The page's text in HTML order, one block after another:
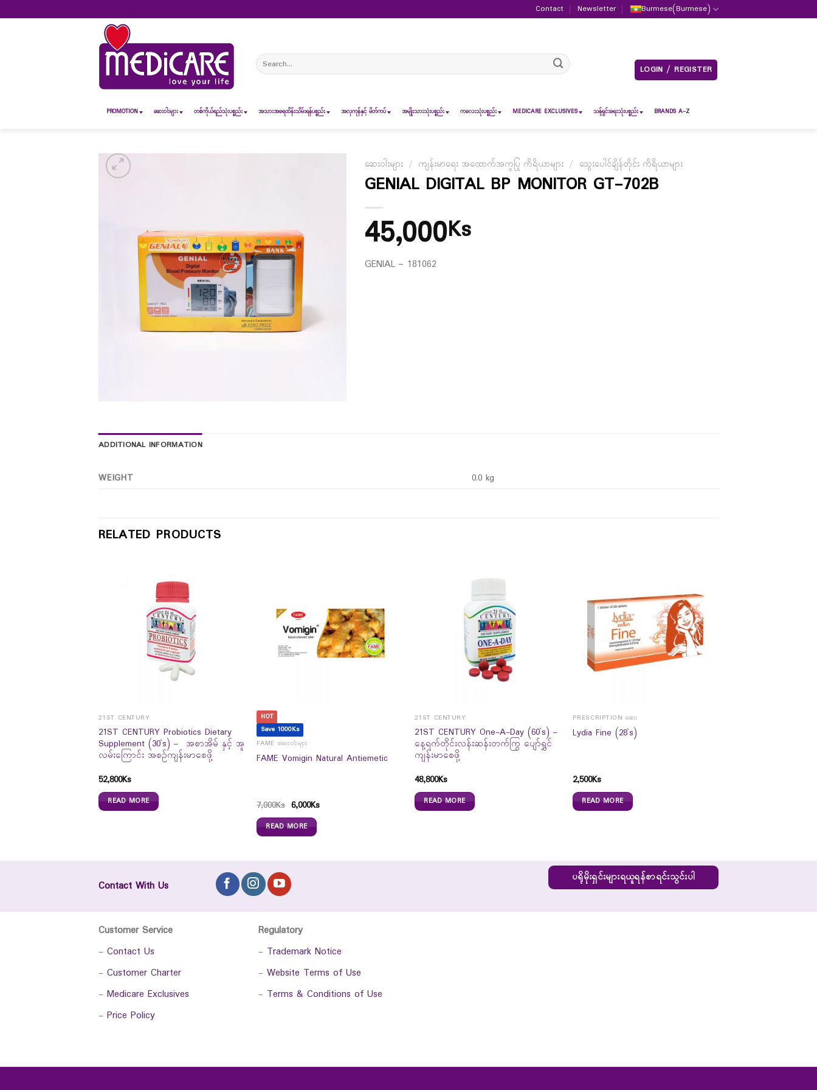
to
Contact Newsletter Burmese(Burmese)
Search
for:
LOGIN / REGISTER
PROMOTION ဆေး၀ါးများ တစ်ကိုယ်ရည်သုံးပစ္စည်း အသားအရေထိန်းသိမ်းရန်ပစ္စည်း အလှကုန်နှင့် မိတ်ကပ် အမျိုးသားသုံးပစ္စည်း ကလေးသုံးပစ္စည်း MEDICARE EXCLUSIVES သန့်ရှင်းရေးသုံးပစ္စည်း BRANDS A-Z
ဆေးဝါးများ / ကျန်းမာရေး အထောက်အကူပြု ကိရိယာများ / သွေးပေါင်ချိန်တိုင်း ကိရိယာများ
GENIAL DIGITAL BP MONITOR GT-702B
45,000Ks
GENIAL – 181062
ADDITIONAL INFORMATION
WEIGHT 0.0 kg
RELATED PRODUCTS
21ST CENTURY
21ST CENTURY Probiotics Dietary
Supplement (30`s) – အစာအိမ် နှင့် အူ
လမ်းကြောင်း အစဉ်ကျန်းမာစေဖို့
52,800Ks
READ MORE
HOT
Save 1000Ks
FAME ဆေးဝါးများ
FAME Vomigin Natural Antiemetic
7,000Ks 6,000Ks
READ MORE
21ST CENTURY
21ST CENTURY One-A-Day (60`s) –
နေ့ရက်တိုင်းလန်းဆန်းတက်ကြွ ပျော်ရွှင်
ကျန်းမာစေဖို့
48,800Ks
READ MORE
PRESCRIPTION ဆေး
Lydia Fine (28`s)
2,500Ks
READ MORE
Contact With Us
ပရိုမိုးရှင်းများရယူရန်စာရင်းသွင်းပါ
Customer Service
- Contact Us
- Customer Charter
- Medicare Exclusives
- Price Policy
Regulatory
- Trademark Notice
- Website Terms of Use
- Terms & Conditions of Use